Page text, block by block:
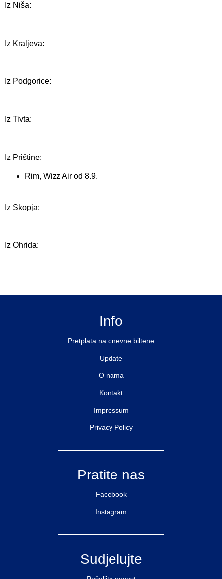
Iz Niša:
Iz Kraljeva:
Iz Podgorice:
Iz Tivta:
Iz Prištine:
Rim, Wizz Air od 8.9.
Iz Skopja:
Iz Ohrida:
Info
Pretplata na dnevne biltene
Update
O nama
Kontakt
Impressum
Privacy Policy
Pratite nas
Facebook
Instagram
Sudjelujte